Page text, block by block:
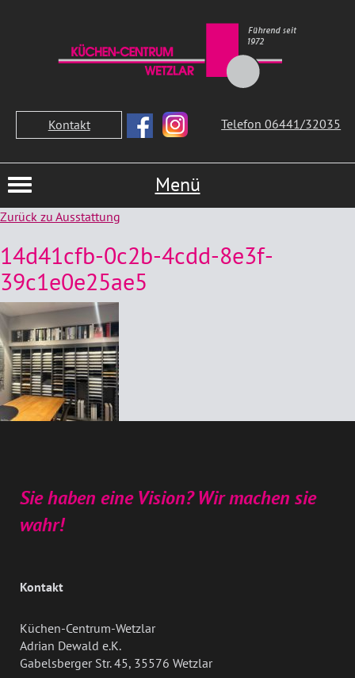
Kontakt Telefon 06441/32035
Menü
Zurück zu Ausstattung
14d41cfb-0c2b-4cdd-8e3f-
39c1e0e25ae5
Sie haben eine Vision? Wir machen sie
wahr!
Kontakt
Küchen-Centrum-Wetzlar
Adrian Dewald e.K.
Gabelsberger Str. 45, 35576 Wetzlar